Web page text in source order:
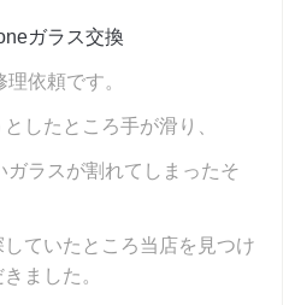
ガラス交換
依頼です。
したところ手が滑り、
ラスが割れてしまったそ
ていたところ当店を見つけ
ました。